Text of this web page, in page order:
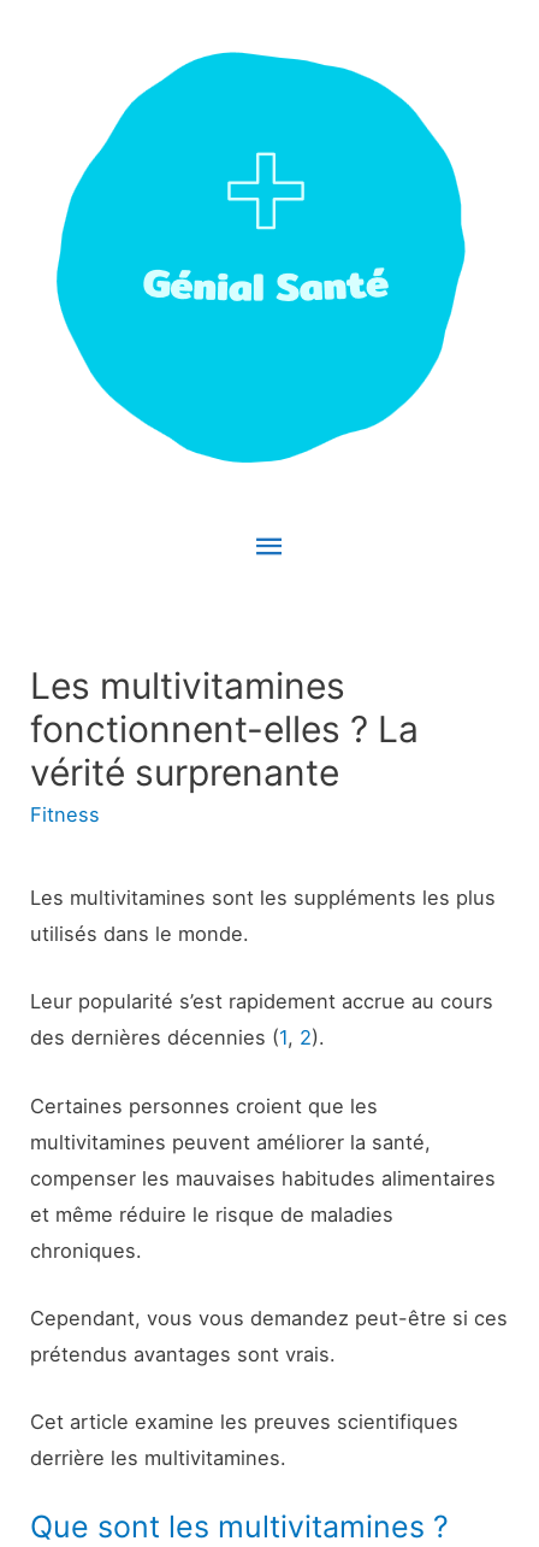
Menu
Les multivitamines
fonctionnent-elles ? La
vérité surprenante
Fitness
Les multivitamines sont les suppléments les plus
utilisés dans le monde.
Leur popularité s’est rapidement accrue au cours
des dernières décennies (1, 2).
Certaines personnes croient que les
multivitamines peuvent améliorer la santé,
compenser les mauvaises habitudes alimentaires
et même réduire le risque de maladies
chroniques.
Cependant, vous vous demandez peut-être si ces
prétendus avantages sont vrais.
Cet article examine les preuves scientifiques
derrière les multivitamines.
Que sont les multivitamines ?